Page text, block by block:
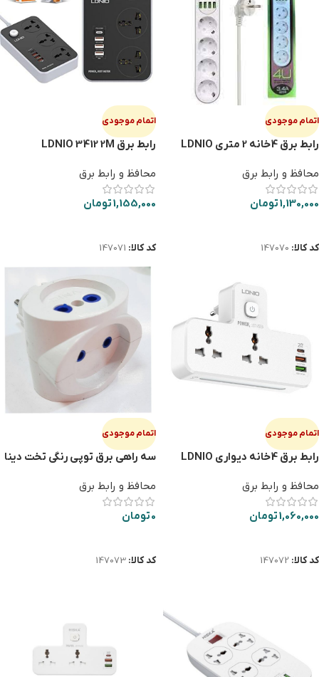
اتمام موجودی
رابط برق 4خانه 2 متری LDNIO
محافظ و رابط برق
1,130,000تومان
کد کالا: 147070
اتمام موجودی
رابط برق LDNIO 3412 2M
محافظ و رابط برق
1,155,000تومان
کد کالا: 147071
اتمام موجودی
رابط برق 4خانه دیواری LDNIO
محافظ و رابط برق
1,060,000تومان
کد کالا: 147072
اتمام موجودی
سه راهی برق توپی رنگی تخت دینا
محافظ و رابط برق
0تومان
کد کالا: 147073